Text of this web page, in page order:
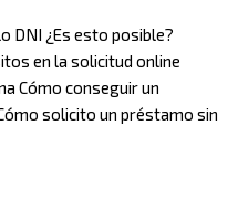
DNI ¿Es esto posible?
en la solicitud online
Cómo conseguir un
solicito un préstamo sin